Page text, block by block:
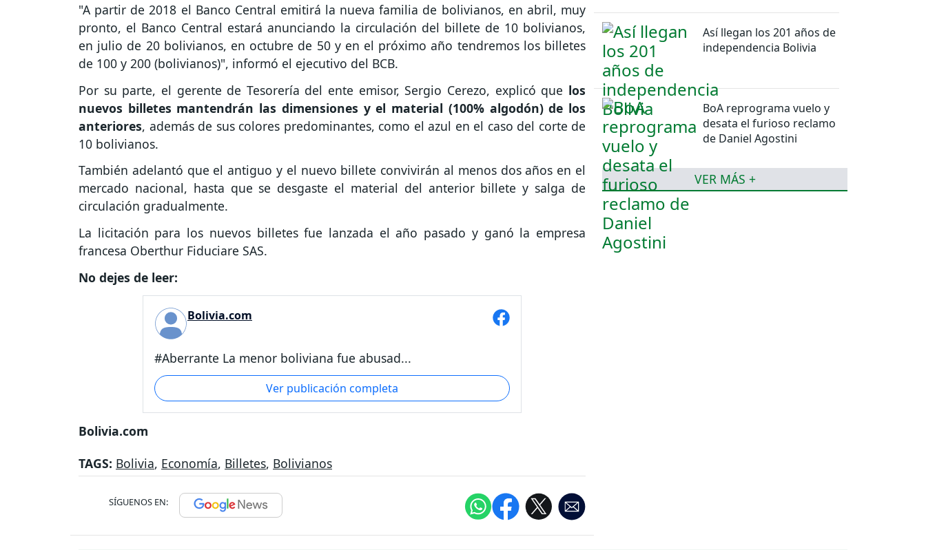
"A partir de 2018 el Banco Central emitirá la nueva familia de bolivianos, en abril, muy
pronto, el Banco Central estará anunciando la circulación del billete de 10 bolivianos,
en julio de 20 bolivianos, en octubre de 50 y en el próximo año tendremos los billetes
de 100 y 200 (bolivianos)", informó el ejecutivo del BCB.
Por su parte, el gerente de Tesorería del ente emisor, Sergio Cerezo, explicó que los
nuevos billetes mantendrán las dimensiones y el material (100% algodón) de los
anteriores, además de sus colores predominantes, como el azul en el caso del corte de
10 bolivianos.
También adelantó que el antiguo y el nuevo billete convivirán al menos dos años en el
mercado nacional, hasta que se desgaste el material del anterior billete y salga de
circulación gradualmente.
La licitación para los nuevos billetes fue lanzada el año pasado y ganó la empresa
francesa Oberthur Fiduciare SAS.
No dejes de leer:
Bolivia.com
#Aberrante La menor boliviana fue abusad...
Ver publicación completa
Bolivia.com
TAGS: Bolivia, Economía, Billetes, Bolivianos
SÍGUENOS EN:
Así llegan los 201 años de
independencia Bolivia
BoA reprograma vuelo y
desata el furioso reclamo
de Daniel Agostini
VER MÁS +